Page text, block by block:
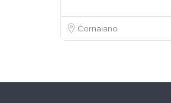
Cornaiano